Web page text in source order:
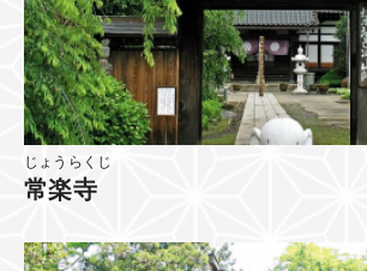
じょうらくじ
常楽寺